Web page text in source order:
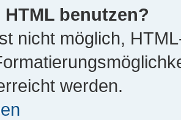
benutzen?
nicht möglich,
werden.